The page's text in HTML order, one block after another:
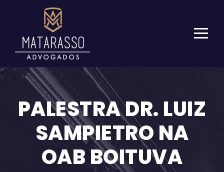
PALESTRA DR. LUIZ
SAMPIETRO NA
OAB BOITUVA